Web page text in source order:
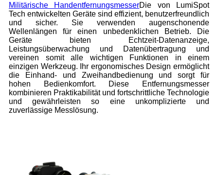
Militärische HandentfernungsmesserDie von LumiSpot
Tech entwickelten Geräte sind effizient, benutzerfreundlich
und sicher. Sie verwenden augenschonende
Wellenlängen für einen unbedenklichen Betrieb. Die
Geräte bieten Echtzeit-Datenanzeige,
Leistungsüberwachung und Datenübertragung und
vereinen somit alle wichtigen Funktionen in einem
einzigen Werkzeug. Ihr ergonomisches Design ermöglicht
die Einhand- und Zweihandbedienung und sorgt für
hohen Bedienkomfort. Diese Entfernungsmesser
kombinieren Praktikabilität und fortschrittliche Technologie
und gewährleisten so eine unkomplizierte und
zuverlässige Messlösung.